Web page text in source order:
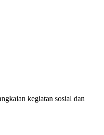
kegiatan sosial dan